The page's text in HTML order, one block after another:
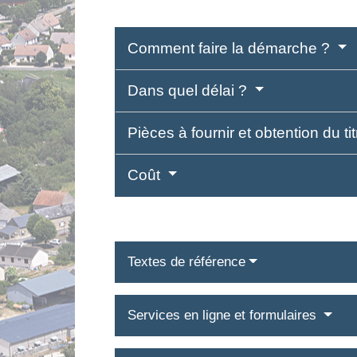
Comment faire la démarche ?
Dans quel délai ?
Pièces à fournir et obtention du
Coût
Textes de référence
Services en ligne et formulaires